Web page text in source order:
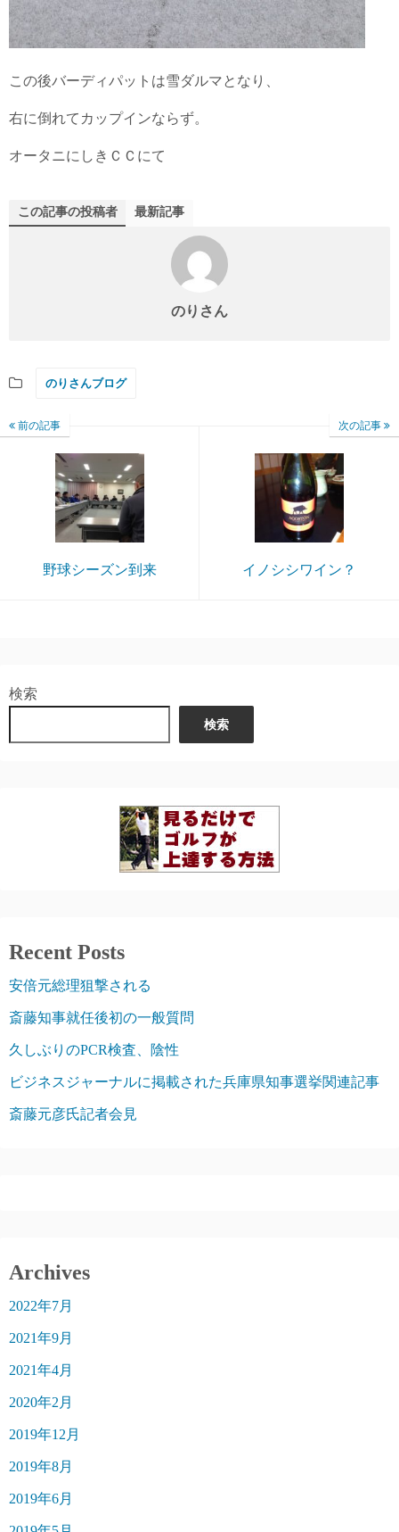
この後バーディパットは雪ダルマとなり、
右に倒れてカップインならず。
オータニにしきＣＣにて
この記事の投稿者 最新記事
のりさん
のりさんブログ
前の記事
野球シーズン到来
次の記事
イノシシワイン？
検索
検索
Recent Posts
安倍元総理狙撃される
斎藤知事就任後初の一般質問
久しぶりのPCR検査、陰性
ビジネスジャーナルに掲載された兵庫県知事選挙関連記事
斎藤元彦氏記者会見
Archives
2022年7月
2021年9月
2021年4月
2020年2月
2019年12月
2019年8月
2019年6月